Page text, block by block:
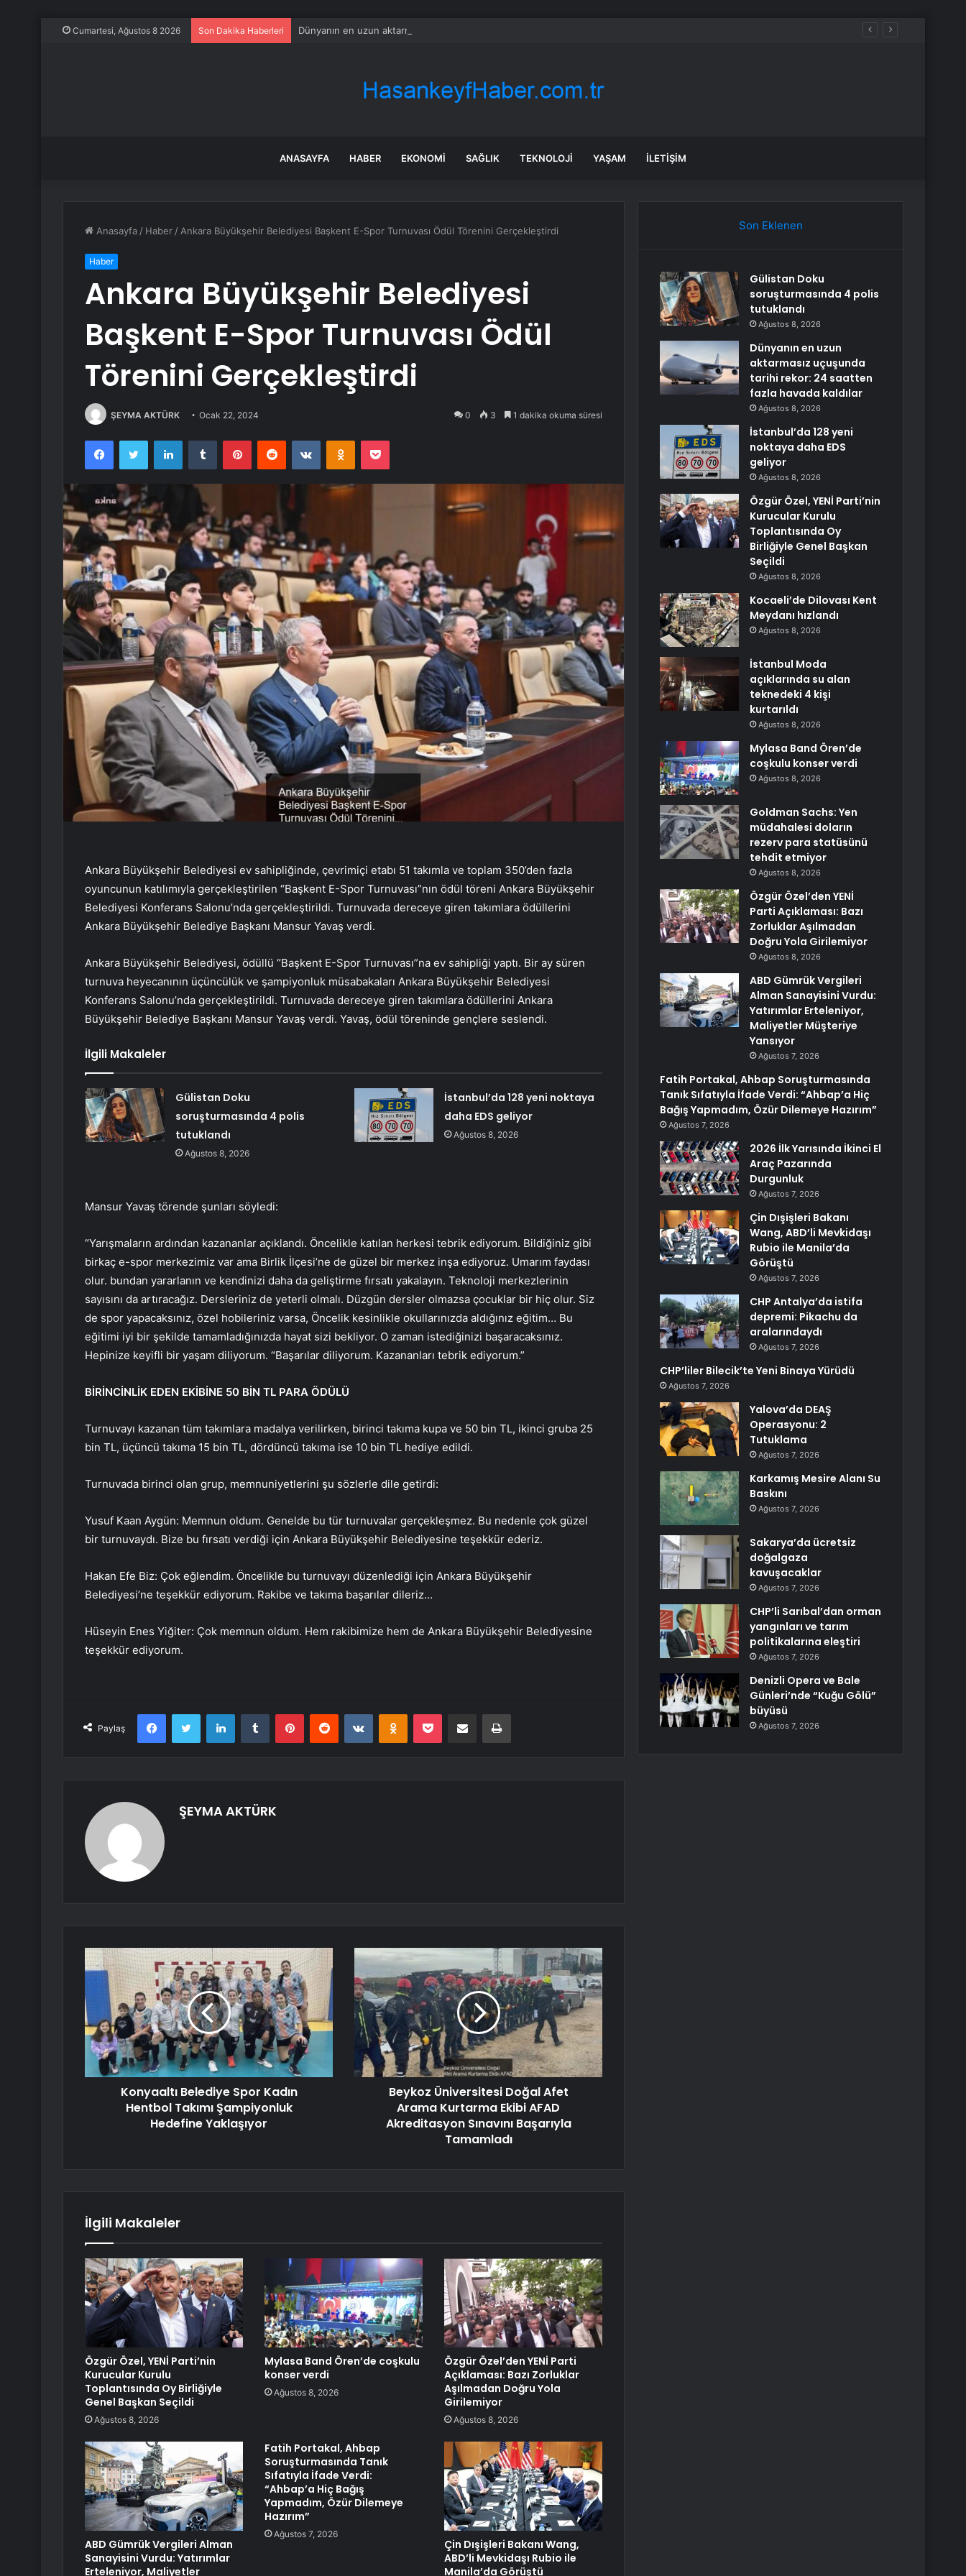
Cumartesi, Ağustos 8 2026 Son Dakika Haberleri Dünyanın en uzun aktarmasız uçuşunda tarihi rekor: 24 saatten fazla havada kaldılar
ANASAYFA HABER EKONOMI SAĞLIK TEKNOLOJI YAŞAM İLETIŞIM
Anasayfa / Haber / Ankara Büyükşehir Belediyesi Başkent E-Spor Turnuvası Ödül Törenini Gerçekleştirdi
Haber
Ankara Büyükşehir Belediyesi
Başkent E-Spor Turnuvası Ödül
Törenini Gerçekleştirdi
ŞEYMA AKTÜRK Ocak 22, 2024 0 3 1 dakika okuma süresi
FacebookTwitter LinkedInTumblr PinterestReddit VKontakteOdnoklassniki
Pocket
Ankara Büyükşehir Belediyesi ev sahipliğinde, çevrimiçi etabı 51 takımla ve toplam 350’den fazla
oyuncunun katılımıyla gerçekleştirilen “Başkent E-Spor Turnuvası”nın ödül töreni Ankara Büyükşehir
Belediyesi Konferans Salonu’nda gerçekleştirildi. Turnuvada dereceye giren takımlara ödüllerini
Ankara Büyükşehir Belediye Başkanı Mansur Yavaş verdi.
Ankara Büyükşehir Belediyesi, ödüllü “Başkent E-Spor Turnuvası”na ev sahipliği yaptı. Bir ay süren
turnuva heyecanının üçüncülük ve şampiyonluk müsabakaları Ankara Büyükşehir Belediyesi
Konferans Salonu’nda gerçekleştirildi. Turnuvada dereceye giren takımlara ödüllerini Ankara
Büyükşehir Belediye Başkanı Mansur Yavaş verdi. Yavaş, ödül töreninde gençlere seslendi.
İlgili Makaleler
Gülistan Doku
soruşturmasında 4 polis
tutuklandı
Ağustos 8, 2026
İstanbul’da 128 yeni noktaya
daha EDS geliyor
Ağustos 8, 2026
Mansur Yavaş törende şunları söyledi:
“Yarışmaların ardından kazananlar açıklandı. Öncelikle katılan herkesi tebrik ediyorum. Bildiğiniz gibi
birkaç e-spor merkezimiz var ama Birlik İlçesi’ne de güzel bir merkez inşa ediyoruz. Umarım faydası
olur. bundan yararlanın ve kendinizi daha da geliştirme fırsatı yakalayın. Teknoloji merkezlerinin
sayısını da artıracağız. Dersleriniz de yeterli olmalı. Düzgün dersler olmazsa çocuklar bir hiç olur. Siz
de spor yapacaksınız, özel hobileriniz varsa, Öncelik kesinlikle okullarınızda aldığınız eğitim… Bu
eğitimi iyi bir şekilde tamamladığınızda hayat sizi bekliyor. O zaman istediğinizi başaracaksınız.
Hepinize keyifli bir yaşam diliyorum. “Başarılar diliyorum. Kazananları tebrik ediyorum.”
BİRİNCİNLİK EDEN EKİBİNE 50 BİN TL PARA ÖDÜLÜ
Turnuvayı kazanan tüm takımlara madalya verilirken, birinci takıma kupa ve 50 bin TL, ikinci gruba 25
bin TL, üçüncü takıma 15 bin TL, dördüncü takıma ise 10 bin TL hediye edildi.
Turnuvada birinci olan grup, memnuniyetlerini şu sözlerle dile getirdi:
Yusuf Kaan Aygün: Memnun oldum. Genelde bu tür turnuvalar gerçekleşmez. Bu nedenle çok güzel
bir turnuvaydı. Bize bu fırsatı verdiği için Ankara Büyükşehir Belediyesine teşekkür ederiz.
Hakan Efe Biz: Çok eğlendim. Öncelikle bu turnuvayı düzenlediği için Ankara Büyükşehir
Belediyesi’ne teşekkür ediyorum. Rakibe ve takıma başarılar dileriz…
Hüseyin Enes Yiğiter: Çok memnun oldum. Hem rakibimize hem de Ankara Büyükşehir Belediyesine
teşekkür ediyorum.
Paylaş
FacebookTwitter LinkedInTumblr PinterestReddit VKontakteOdnoklassniki
Pocket E-Posta ile paylaş Yazdır
ŞEYMA AKTÜRK
Konyaaltı Belediye Spor Kadın
Hentbol Takımı Şampiyonluk
Hedefine Yaklaşıyor
Beykoz Üniversitesi Doğal Afet
Arama Kurtarma Ekibi AFAD
Akreditasyon Sınavını Başarıyla
Tamamladı
İlgili Makaleler
Özgür Özel, YENİ Parti’nin
Kurucular Kurulu
Toplantısında Oy Birliğiyle
Genel Başkan Seçildi
Ağustos 8, 2026
Mylasa Band Ören’de coşkulu
konser verdi
Ağustos 8, 2026
Özgür Özel’den YENİ Parti
Açıklaması: Bazı Zorluklar
Aşılmadan Doğru Yola
Girilemiyor
Ağustos 8, 2026
ABD Gümrük Vergileri Alman
Sanayisini Vurdu: Yatırımlar
Erteleniyor, Maliyetler
Fatih Portakal, Ahbap
Soruşturmasında Tanık
Sıfatıyla İfade Verdi:
“Ahbap’a Hiç Bağış
Yapmadım, Özür Dilemeye
Hazırım”
Ağustos 7, 2026
Çin Dışişleri Bakanı Wang,
ABD’li Mevkidaşı Rubio ile
Manila’da Görüştü
Son Eklenen
Gülistan Doku
soruşturmasında 4 polis
tutuklandı
Ağustos 8, 2026
Dünyanın en uzun
aktarmasız uçuşunda
tarihi rekor: 24 saatten
fazla havada kaldılar
Ağustos 8, 2026
İstanbul’da 128 yeni
noktaya daha EDS
geliyor
Ağustos 8, 2026
Özgür Özel, YENİ Parti’nin
Kurucular Kurulu
Toplantısında Oy
Birliğiyle Genel Başkan
Seçildi
Ağustos 8, 2026
Kocaeli’de Dilovası Kent
Meydanı hızlandı
Ağustos 8, 2026
İstanbul Moda
açıklarında su alan
teknedeki 4 kişi
kurtarıldı
Ağustos 8, 2026
Mylasa Band Ören’de
coşkulu konser verdi
Ağustos 8, 2026
Goldman Sachs: Yen
müdahalesi doların
rezerv para statüsünü
tehdit etmiyor
Ağustos 8, 2026
Özgür Özel’den YENİ
Parti Açıklaması: Bazı
Zorluklar Aşılmadan
Doğru Yola Girilemiyor
Ağustos 8, 2026
ABD Gümrük Vergileri
Alman Sanayisini Vurdu:
Yatırımlar Erteleniyor,
Maliyetler Müşteriye
Yansıyor
Ağustos 7, 2026
Fatih Portakal, Ahbap Soruşturmasında
Tanık Sıfatıyla İfade Verdi: “Ahbap’a Hiç
Bağış Yapmadım, Özür Dilemeye Hazırım”
Ağustos 7, 2026
2026 İlk Yarısında İkinci El
Araç Pazarında
Durgunluk
Ağustos 7, 2026
Çin Dışişleri Bakanı
Wang, ABD’li Mevkidaşı
Rubio ile Manila’da
Görüştü
Ağustos 7, 2026
CHP Antalya’da istifa
depremi: Pikachu da
aralarındaydı
Ağustos 7, 2026
CHP’liler Bilecik’te Yeni Binaya Yürüdü
Ağustos 7, 2026
Yalova’da DEAŞ
Operasyonu: 2
Tutuklama
Ağustos 7, 2026
Karkamış Mesire Alanı Su
Baskını
Ağustos 7, 2026
Sakarya’da ücretsiz
doğalgaza
kavuşacaklar
Ağustos 7, 2026
CHP’li Sarıbal’dan orman
yangınları ve tarım
politikalarına eleştiri
Ağustos 7, 2026
Denizli Opera ve Bale
Günleri’nde “Kuğu Gölü”
büyüsü
Ağustos 7, 2026